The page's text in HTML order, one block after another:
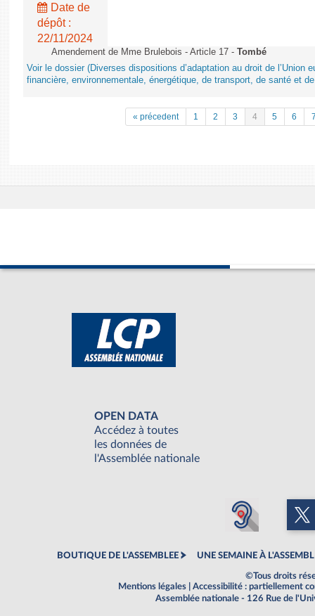
Date de
dépôt :
22/11/2024
Amendement de Mme Brulebois - Article 17 - Tombé
Voir le dossier (Diverses dispositions d’adaptation au droit de l’Union
financière, environnementale, énergétique, de transport, de santé et
« précedent 1 2 3 4 5 6
OPEN DATA
Accédez à toutes
les données de
l'Assemblée nationale
BOUTIQUE DE L'ASSEMBLEE UNE SEMAINE À
©Tous droits
Mentions légales
Accessibilité : partiellement
Assemblée nationale - 126 Rue de